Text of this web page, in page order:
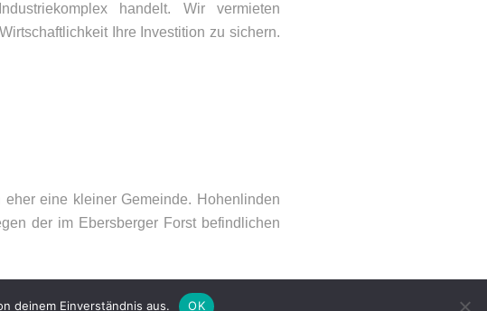
handelt. Wir vermieten
Ihre Investition zu sichern.
eine kleiner Gemeinde. Hohenlinden
der im Ebersberger Forst befindlichen
deinem Einverständnis aus. OK